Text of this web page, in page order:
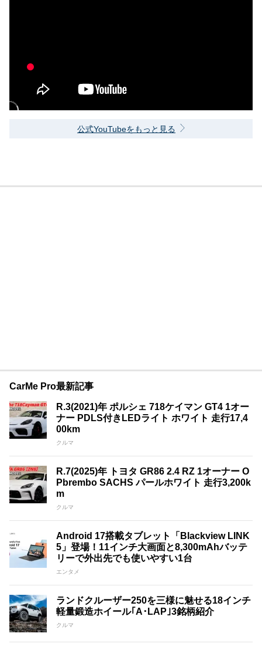
公式YouTubeをもっと見る
CarMe Pro最新記事
R.3(2021)年 ポルシェ 718ケイマン GT4 1オー
ナー PDLS付きLEDライト ホワイト 走行17,4
00km
クルマ
R.7(2025)年 トヨタ GR86 2.4 RZ 1オーナー O
Pbrembo SACHS パールホワイト 走行3,200k
m
クルマ
Android 17搭載タブレット「Blackview LINK
5」登場！11インチ大画面と8,300mAhバッテ
リーで外出先でも使いやすい1台
エンタメ
ランドクルーザー250を三様に魅せる18インチ
軽量鍛造ホイール｢A･LAP｣3銘柄紹介
クルマ